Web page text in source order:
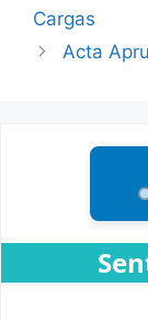
Cargas
Acta